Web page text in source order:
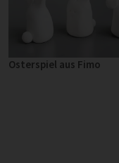
Osterspiel aus Fimo